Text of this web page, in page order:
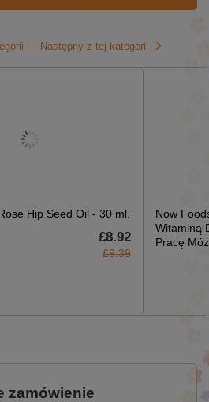
Hip Seed Oil - 30 ml.
£8.92
£9.39
Now
Witaminą
Pracę
Następny z tej kategorii
zamówienie